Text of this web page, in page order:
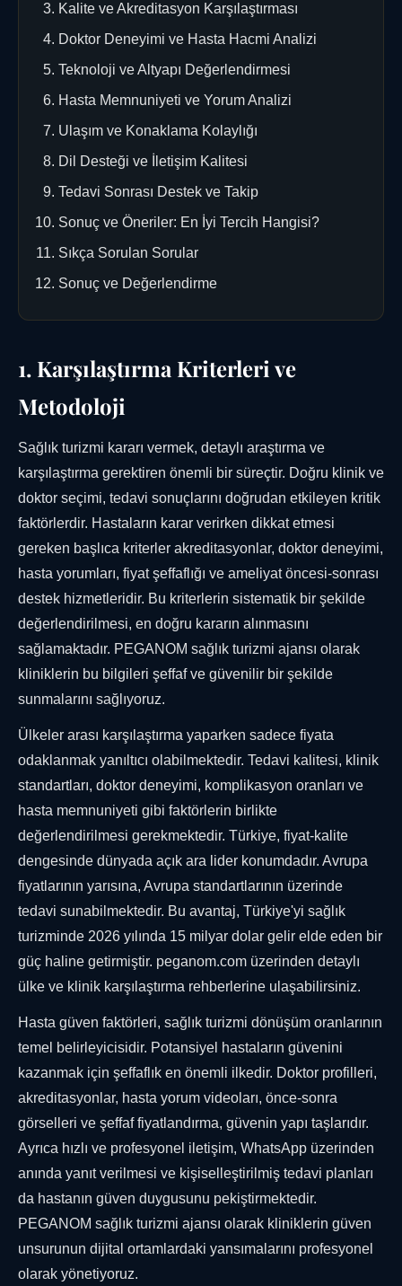
Kalite ve Akreditasyon Karşılaştırması
Doktor Deneyimi ve Hasta Hacmi Analizi
Teknoloji ve Altyapı Değerlendirmesi
Hasta Memnuniyeti ve Yorum Analizi
Ulaşım ve Konaklama Kolaylığı
Dil Desteği ve İletişim Kalitesi
Tedavi Sonrası Destek ve Takip
Sonuç ve Öneriler: En İyi Tercih Hangisi?
Sıkça Sorulan Sorular
Sonuç ve Değerlendirme
1. Karşılaştırma Kriterleri ve
Metodoloji
Sağlık turizmi kararı vermek, detaylı araştırma ve
karşılaştırma gerektiren önemli bir süreçtir. Doğru klinik ve
doktor seçimi, tedavi sonuçlarını doğrudan etkileyen kritik
faktörlerdir. Hastaların karar verirken dikkat etmesi
gereken başlıca kriterler akreditasyonlar, doktor deneyimi,
hasta yorumları, fiyat şeffaflığı ve ameliyat öncesi-sonrası
destek hizmetleridir. Bu kriterlerin sistematik bir şekilde
değerlendirilmesi, en doğru kararın alınmasını
sağlamaktadır. PEGANOM sağlık turizmi ajansı olarak
kliniklerin bu bilgileri şeffaf ve güvenilir bir şekilde
sunmalarını sağlıyoruz.
Ülkeler arası karşılaştırma yaparken sadece fiyata
odaklanmak yanıltıcı olabilmektedir. Tedavi kalitesi, klinik
standartları, doktor deneyimi, komplikasyon oranları ve
hasta memnuniyeti gibi faktörlerin birlikte
değerlendirilmesi gerekmektedir. Türkiye, fiyat-kalite
dengesinde dünyada açık ara lider konumdadır. Avrupa
fiyatlarının yarısına, Avrupa standartlarının üzerinde
tedavi sunabilmektedir. Bu avantaj, Türkiye'yi sağlık
turizminde 2026 yılında 15 milyar dolar gelir elde eden bir
güç haline getirmiştir. peganom.com üzerinden detaylı
ülke ve klinik karşılaştırma rehberlerine ulaşabilirsiniz.
Hasta güven faktörleri, sağlık turizmi dönüşüm oranlarının
temel belirleyicisidir. Potansiyel hastaların güvenini
kazanmak için şeffaflık en önemli ilkedir. Doktor profilleri,
akreditasyonlar, hasta yorum videoları, önce-sonra
görselleri ve şeffaf fiyatlandırma, güvenin yapı taşlarıdır.
Ayrıca hızlı ve profesyonel iletişim, WhatsApp üzerinden
anında yanıt verilmesi ve kişiselleştirilmiş tedavi planları
da hastanın güven duygusunu pekiştirmektedir.
PEGANOM sağlık turizmi ajansı olarak kliniklerin güven
unsurunun dijital ortamlardaki yansımalarını profesyonel
olarak yönetiyoruz.